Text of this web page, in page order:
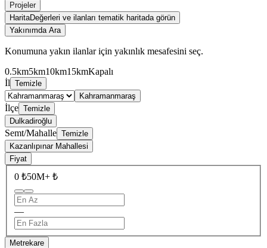
Projeler
HaritaDeğerleri ve ilanları tematik haritada görün
Yakınımda Ara
Konumuna yakın ilanlar için yakınlık mesafesini seç.
0.5km5km10km15kmKapalı
İl Temizle
Kahramanmaraş
İlçe Temizle
Dulkadiroğlu
Semt/Mahalle Temizle
Kazanlıpınar Mahallesi
Fiyat
0 ₺50M+ ₺
—
Metrekare